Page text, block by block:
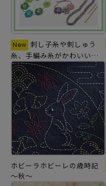
刺し子糸や刺しゅう
糸、手編み糸がかわいいア
クセサリーに変身♪
ホビーラホビーレの歳時記
～秋～